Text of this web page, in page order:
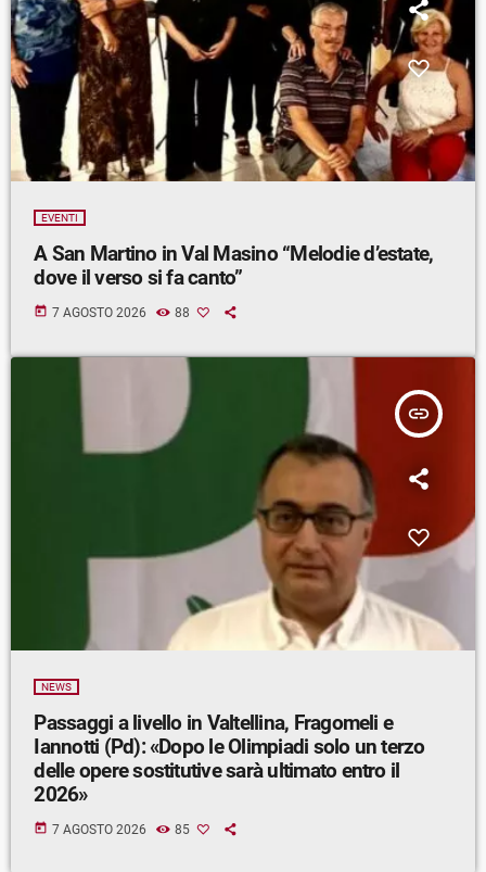
EVENTI
A San Martino in Val Masino “Melodie d’estate,
dove il verso si fa canto”
today 7 AGOSTO 2026 88
insert_link
NEWS
Passaggi a livello in Valtellina, Fragomeli e
Iannotti (Pd): «Dopo le Olimpiadi solo un terzo
delle opere sostitutive sarà ultimato entro il
2026»
today 7 AGOSTO 2026 85